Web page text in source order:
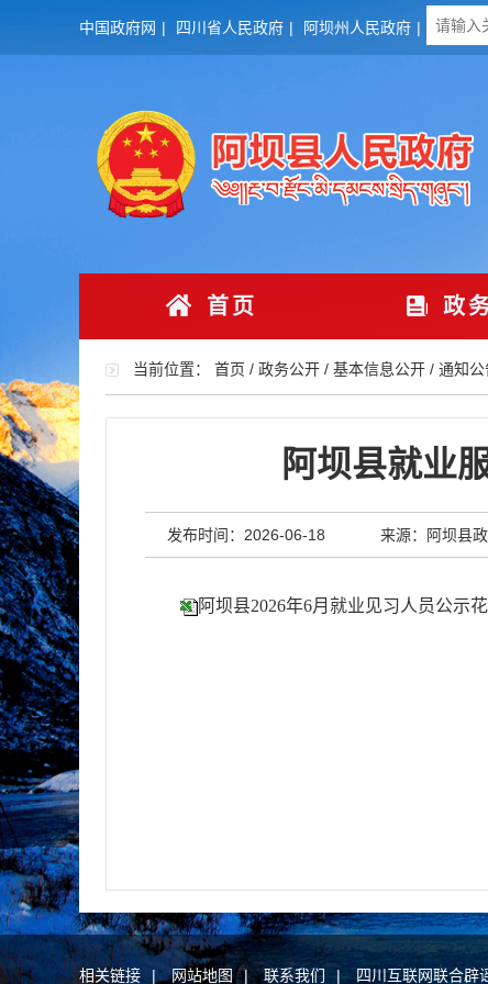
中国政府网 | 四川省人民政府 | 阿坝州人民政府 |
首页 政
当前位置： 首页 / 政务公开 / 基本信息公开 / 通知公
阿坝县就业
发布时间：2026-06-18 来源：阿坝县
阿坝县2026年6月就业见习人员公示
相关链接 | 网站地图 | 联系我们 | 四川互联网联合辟